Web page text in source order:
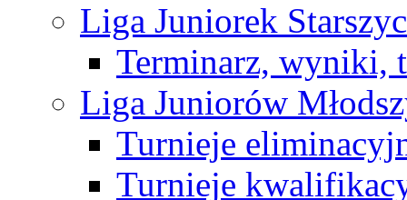
Liga Juniorek
Terminarz, wyniki,
Liga Juniorów
Turnieje
Turnieje